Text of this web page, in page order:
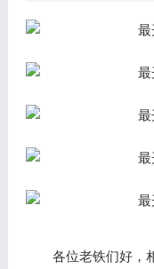
各位老铁们好，